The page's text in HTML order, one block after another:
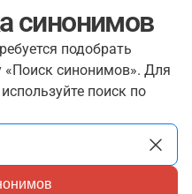
синонимов
подобрать
«Поиск синонимов». Для
поиск по